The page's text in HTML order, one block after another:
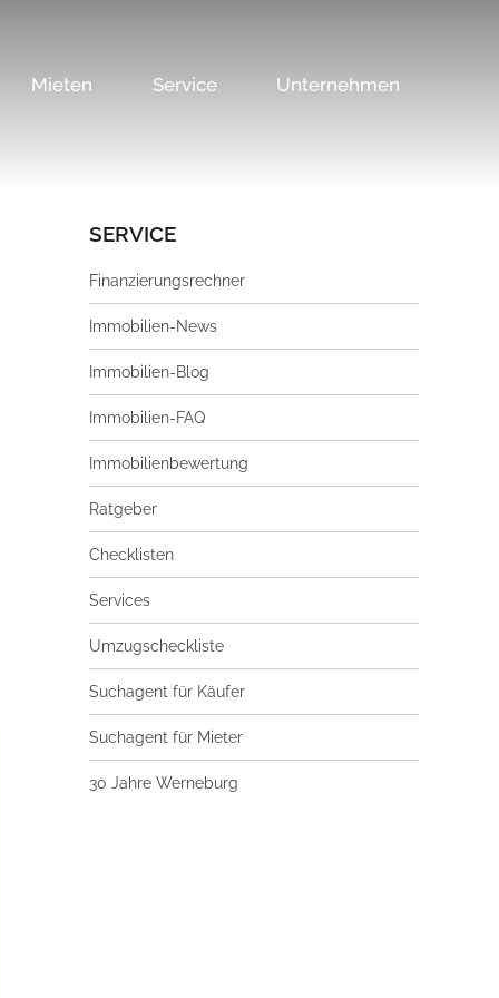
Mieten Service Unternehmen
SERVICE
Finanzierungsrechner
Immobilien-News
Immobilien-Blog
Immobilien-FAQ
Immobilienbewertung
Ratgeber
Checklisten
Services
Umzugscheckliste
Suchagent für Käufer
Suchagent für Mieter
30 Jahre Werneburg